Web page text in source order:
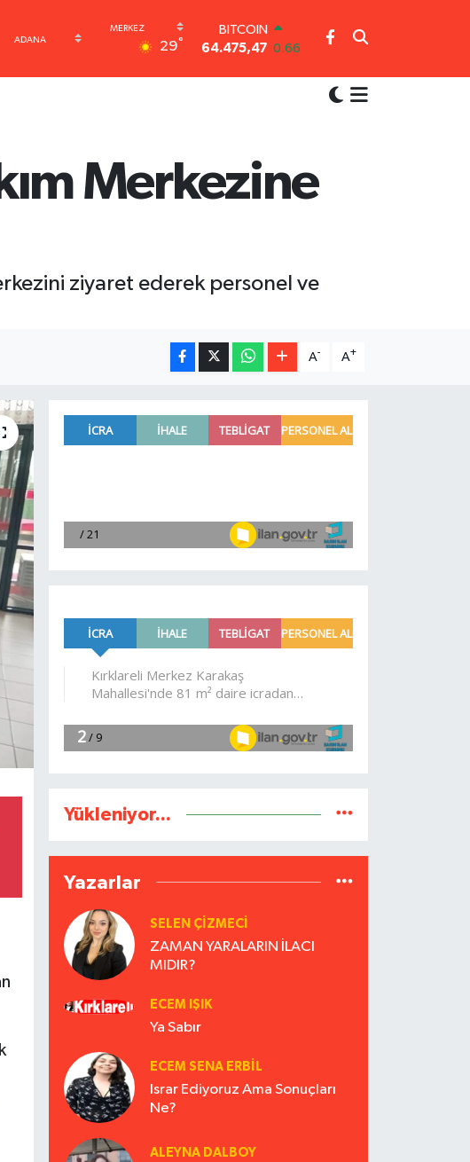
29°
BITCOIN
64.475,47 0.66
64,2534
GRAM ALTIN
6527.85 0.54
Merkezine
ziyaret ederek personel ve
A- A+
Yükleniyor...
Yazarlar
SELEN ÇİZMECİ
ZAMAN YARALARIN İLACI
MIDIR?
ECEM IŞIK
Ya Sabır
ECEM SENA ERBIL
Israr Ediyoruz Ama Sonuçları
Ne?
ALEYNA DALBOY